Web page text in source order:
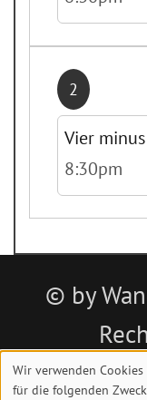
2
Vier
8:30pm
© by
Wir verwenden
für die folgenden